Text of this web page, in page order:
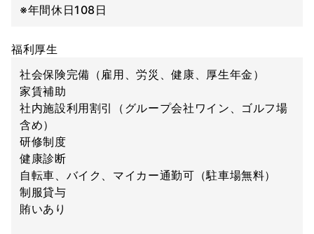
※年間休日108日
福利厚生
社会保険完備（雇用、労災、健康、厚生年金）
家賃補助
社内施設利用割引（グループ会社ワイン、ゴルフ場
含め）
研修制度
健康診断
自転車、バイク、マイカー通勤可（駐車場無料）
制服貸与
賄いあり